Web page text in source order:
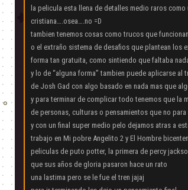
la pelicula esta llena de detalles medio raros
cristiana….osea….no =D
tambien tenemos cosas como trucos que
o el extraño sistema de desafios que plantean los
forma tan gratuita, como sintiendo que faltaba
y lo de “alguna forma” tambien puede aplicarse
de Josh Gad con algo basado en nada mas que
y para terminar de complicar todo tenemos que la
de personas, culturas o pensamientos que no
y con un final super medio pelo dejamos atras a
trabajo en Mi pobre Angelito 2 y El Hombre
peliculas de puto potter, la primera de percy
que sus años de gloria pasaron hace un rato
una lastima pero se le fue el tren jajaj